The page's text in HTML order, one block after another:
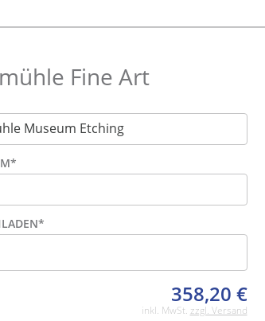
Fine Art
*
*
358,20 €
inkl. MwSt. zzgl. Versand